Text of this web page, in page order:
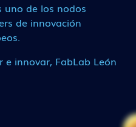
uno de los nodos
de innovación
e innovar, FabLab León